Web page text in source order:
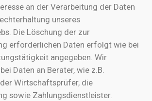
an der Verarbeitung der Daten
unseres
Die Löschung der zur
erforderlichen Daten erfolgt wie bei
angegeben. Wir
Daten an Berater, wie z.B.
Wirtschaftsprüfer, die
sowie Zahlungsdienstleister.